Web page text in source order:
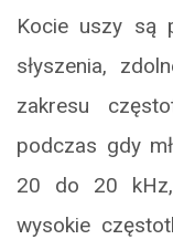
Kocie uszy są
słyszenia,
zakresu
podczas gdy
20 do 20
wysokie